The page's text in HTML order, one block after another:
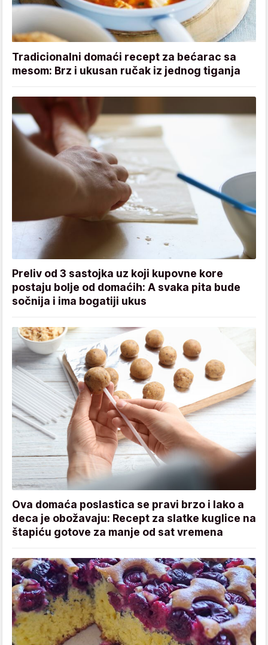
Tradicionalni domaći recept za bećarac sa
mesom: Brz i ukusan ručak iz jednog tiganja
Preliv od 3 sastojka uz koji kupovne kore
postaju bolje od domaćih: A svaka pita bude
sočnija i ima bogatiji ukus
Ova domaća poslastica se pravi brzo i lako a
deca je obožavaju: Recept za slatke kuglice na
štapiću gotove za manje od sat vremena